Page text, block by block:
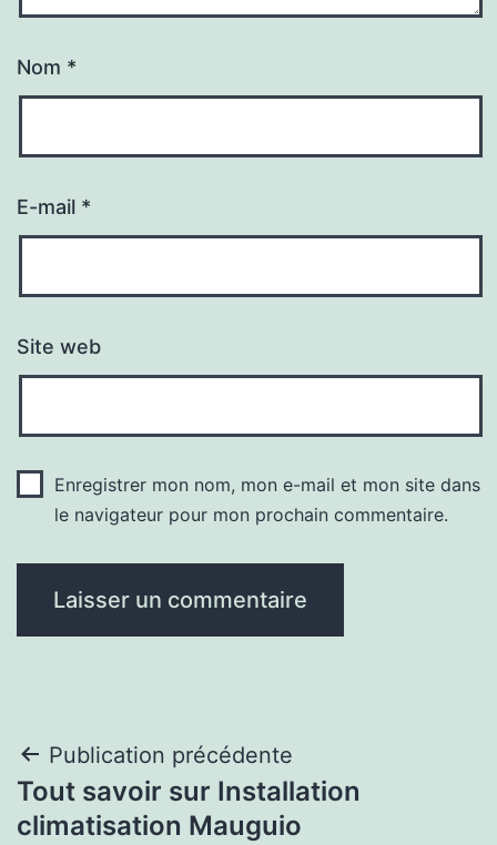
Nom *
E-mail *
Site web
Enregistrer mon nom, mon e-mail et mon site dans
le navigateur pour mon prochain commentaire.
Navigation
de
Publication précédente
Tout savoir sur Installation
climatisation Mauguio